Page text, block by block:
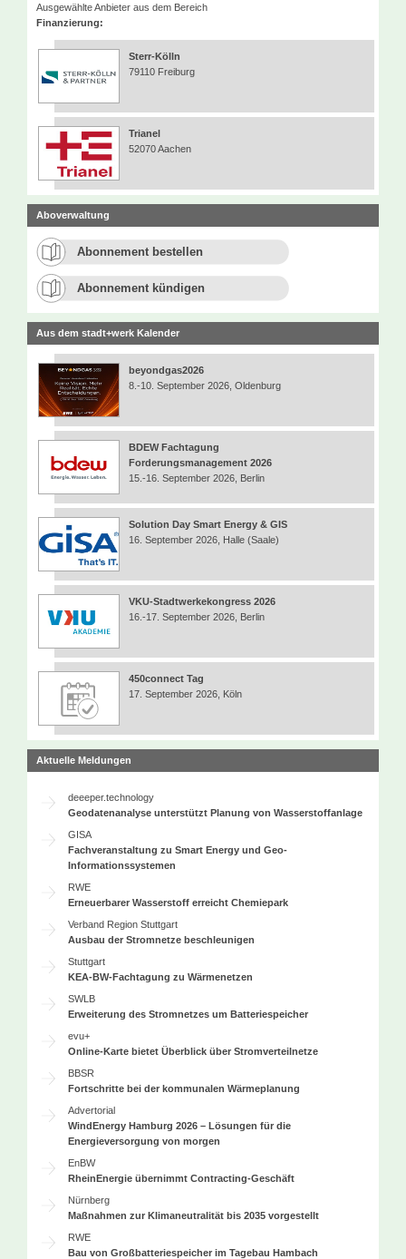
Ausgewählte Anbieter aus dem Bereich
Finanzierung:
Sterr-Kölln
79110 Freiburg
Trianel
52070 Aachen
Aboverwaltung
Abonnement bestellen
Abonnement kündigen
Aus dem stadt+werk Kalender
beyondgas2026
8.-10. September 2026, Oldenburg
BDEW Fachtagung
Forderungsmanagement 2026
15.-16. September 2026, Berlin
Solution Day Smart Energy & GIS
16. September 2026, Halle (Saale)
VKU-Stadtwerkekongress 2026
16.-17. September 2026, Berlin
450connect Tag
17. September 2026, Köln
Aktuelle Meldungen
deeeper.technology
Geodatenanalyse unterstützt Planung von Wasserstoffanlage
GISA
Fachveranstaltung zu Smart Energy und Geo-
Informationssystemen
RWE
Erneuerbarer Wasserstoff erreicht Chemiepark
Verband Region Stuttgart
Ausbau der Stromnetze beschleunigen
Stuttgart
KEA-BW-Fachtagung zu Wärmenetzen
SWLB
Erweiterung des Stromnetzes um Batteriespeicher
evu+
Online-Karte bietet Überblick über Stromverteilnetze
BBSR
Fortschritte bei der kommunalen Wärmeplanung
Advertorial
WindEnergy Hamburg 2026 – Lösungen für die
Energieversorgung von morgen
EnBW
RheinEnergie übernimmt Contracting-Geschäft
Nürnberg
Maßnahmen zur Klimaneutralität bis 2035 vorgestellt
RWE
Bau von Großbatteriespeicher im Tagebau Hambach